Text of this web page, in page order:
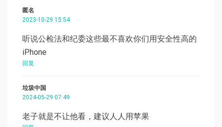
匿名
2023-10-29 15:54
听说公检法和纪委这些最不喜欢你们用安全性高的
iPhone
回复
垃圾中国
2024-05-29 07:49
老子就是不让他看，建议人人用苹果